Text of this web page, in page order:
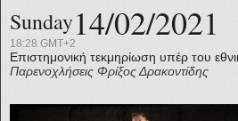
Sunday14/02/2021
18:28 GMT+2
Επιστημονική τεκμηρίωση υπέρ του
Παρενοχλήσεις Φρίξος Δρακοντίδης